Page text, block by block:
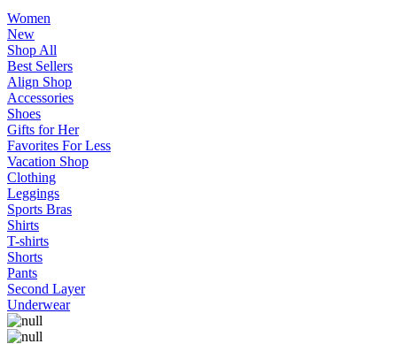
Women
New
Shop All
Best Sellers
Align Shop
Accessories
Shoes
Gifts for Her
Favorites For Less
Vacation Shop
Clothing
Leggings
Sports Bras
Shirts
T-shirts
Shorts
Pants
Second Layer
Underwear